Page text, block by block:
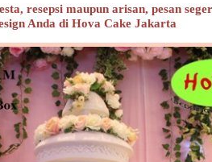
resepsi maupun arisan, pesan
Anda di Hova Cake Jakarta